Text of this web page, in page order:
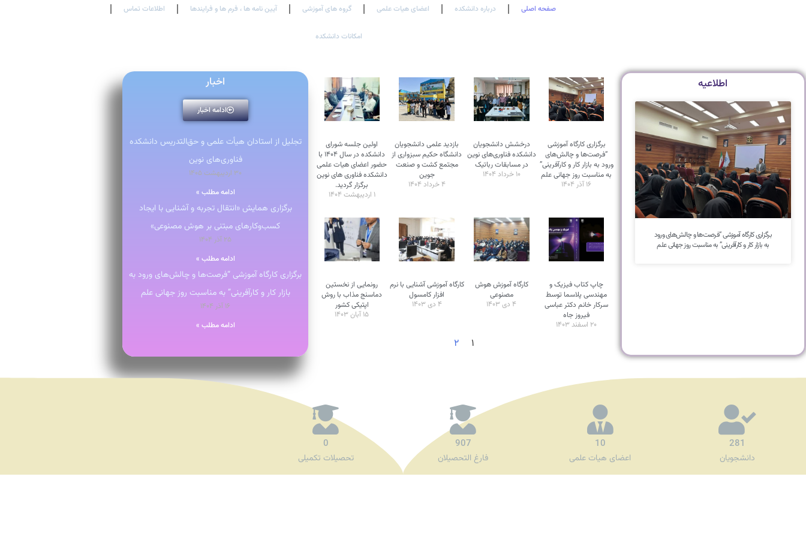
صفحه اصلی درباره دانشکده اعضای هیات علمی گروه های آموزشی آیین نامه ها ، فرم ها و فرایندها اطلاعات تماس
امکانات دانشکده
اطلاعیه
برگزاری کارگاه آموزشی “فرصت‌ها و چالش‌های ورود
به بازار کار و کارآفرینی” به مناسبت روز جهانی علم
برگزاری کارگاه آموزشی
“فرصت‌ها و چالش‌های
ورود به بازار کار و کارآفرینی”
به مناسبت روز جهانی علم
۱۶ آذر ۱۴۰۴
درخشش دانشجویان
دانشکده فناوری‌های نوین
در مسابقات رباتیک
۱۰ خرداد ۱۴۰۴
بازدید علمی دانشجویان
دانشگاه حکیم سبزواری از
مجتمع کشت و صنعت
جوین
۴ خرداد ۱۴۰۴
اولین جلسه شورای
دانشکده در سال ۱۴۰۴ با
حضور اعضای هیات علمی
دانشکده فناوری های نوین
برگزار گردید.
۱ اردیبهشت ۱۴۰۴
چاپ کتاب فیزیک و
مهندسی پلاسما توسط
سرکار خانم دکتر عباسی
فیروز جاه
۲۰ اسفند ۱۴۰۳
کارگاه آموزش هوش
مصنوعی
۴ دی ۱۴۰۳
کارگاه آموزشی آشنایی با نرم
افزار کامسول
۴ دی ۱۴۰۳
رونمایی از نخستین
دماسنج مذاب با روش
اپتیکی کشور
۱۵ آبان ۱۴۰۳
۱ ۲
اخبار
ادامه اخبار
تجلیل از استادان هیأت علمی و حق‌التدریس دانشکده
فناوری‌های نوین
۳۰ اردیبهشت ۱۴۰۵
ادامه مطلب »
برگزاری همایش «انتقال تجربه و آشنایی با ایجاد
کسب‌وکارهای مبتنی بر هوش مصنوعی»
۲۵ آذر ۱۴۰۴
ادامه مطلب »
برگزاری کارگاه آموزشی “فرصت‌ها و چالش‌های ورود به
بازار کار و کارآفرینی” به مناسبت روز جهانی علم
۱۶ آذر ۱۴۰۴
ادامه مطلب »
دانشجویان
281
اعضای هیات علمی
10
فارغ التحصیلان
907
تحصیلات تکمیلی
0